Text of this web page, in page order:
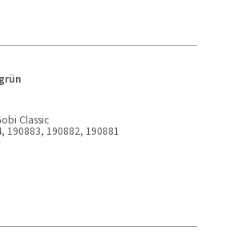
Classic
190883, 190882, 190881